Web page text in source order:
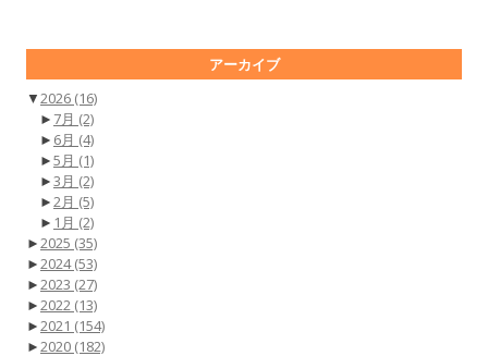
アーカイブ
▼2026 (16)
► 7月 (2)
► 6月 (4)
►5月 (1)
►3月 (2)
►2月 (5)
► 1月 (2)
►2025 (35)
►2024(53)
►2023 (27)
►2022 (13)
►2021 (154)
►2020 (182)